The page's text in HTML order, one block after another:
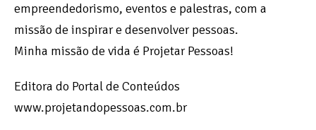
empreendedorismo, eventos e palestras, com a
missão de inspirar e desenvolver pessoas.
Minha missão de vida é Projetar Pessoas!
Editora do Portal de Conteúdos
www.projetandopessoas.com.br